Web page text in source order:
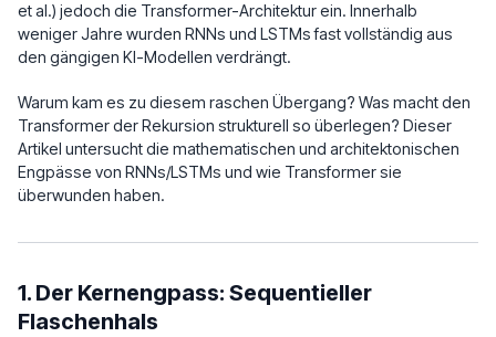
et al.) jedoch die Transformer-Architektur ein. Innerhalb
weniger Jahre wurden RNNs und LSTMs fast vollständig aus
den gängigen KI-Modellen verdrängt.
Warum kam es zu diesem raschen Übergang? Was macht den
Transformer der Rekursion strukturell so überlegen? Dieser
Artikel untersucht die mathematischen und architektonischen
Engpässe von RNNs/LSTMs und wie Transformer sie
überwunden haben.
1. Der Kernengpass: Sequentieller
Flaschenhals